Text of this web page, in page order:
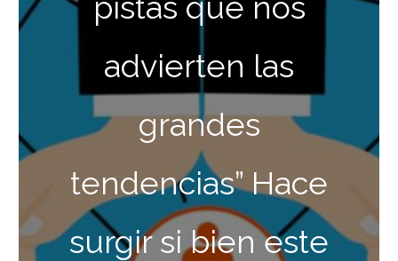
advierten las
grandes
tendencias” Hace
surgir si bien este